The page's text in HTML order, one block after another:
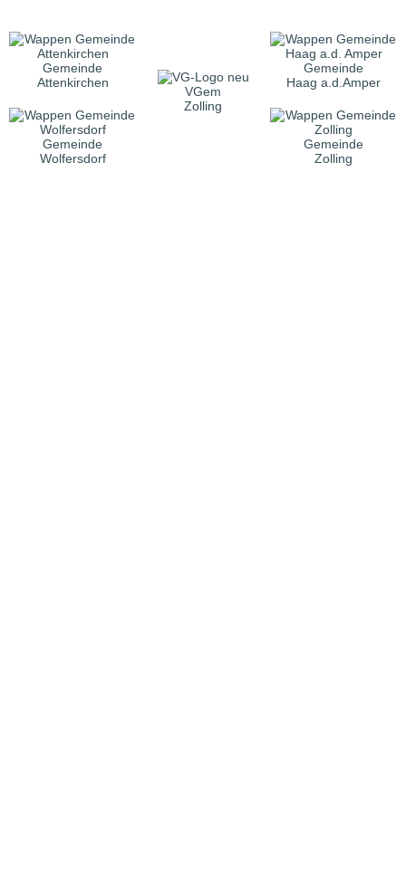
Gemeinde
Attenkirchen
VGem
Zolling
Gemeinde
Haag a.d.Amper
Gemeinde
Wolfersdorf
Gemeinde
Zolling